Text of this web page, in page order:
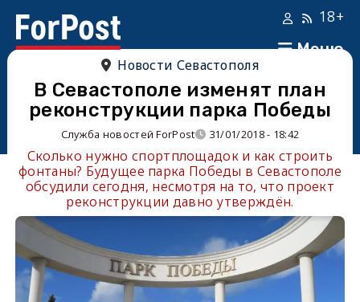
Меню
18+
Новости Севастополя
В Севастополе изменят план
реконструкции парка Победы
Служба новостей ForPost 31/01/2018 - 18:42
Сколько нужно спортплощадок и как строить
фонтаны? Будущее парка Победы в Севастополе
обсудили сегодня, несмотря на то, что проект
реконструкции давно утверждён.